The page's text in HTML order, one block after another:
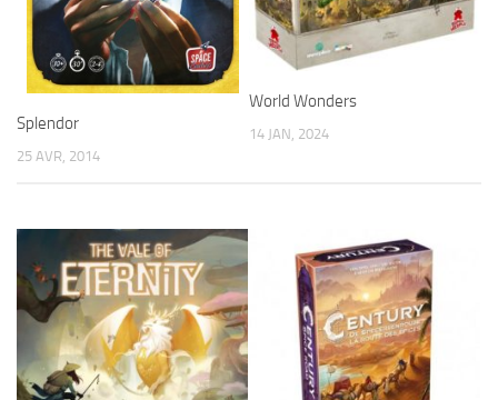
Splendor
25 AVR, 2014
World Wonders
14 JAN, 2024